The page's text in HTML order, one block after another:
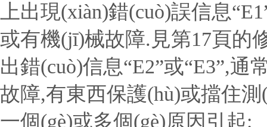
上出現(xiàn)錯(cuò)誤信息
或有機(jī)械故障.見第17頁的
出錯(cuò)信息“E2”或“E3”,通
故障,有東西保護(hù)或擋住
一個(gè)或多個(gè)原因引起: